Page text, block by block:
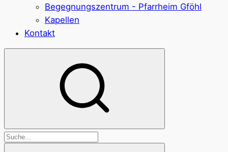
Begegnungszentrum - Pfarrheim Gföhl
Kapellen
Kontakt
Suchen